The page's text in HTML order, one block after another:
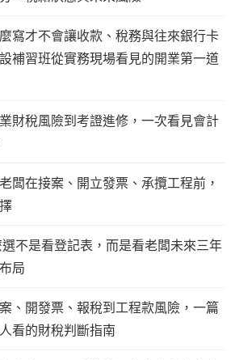
寫才不會讓收款、稅務與往來銀行卡
補習班從實務現場看見的開業第一道
財稅風險到考證進修，一次看見會計
闆在接案、開立發票、承攬工程前，
不是看登記表，而是看老闆未來三年
局
、開發票、報稅到工程款風險，一篇
看的財稅判斷指南